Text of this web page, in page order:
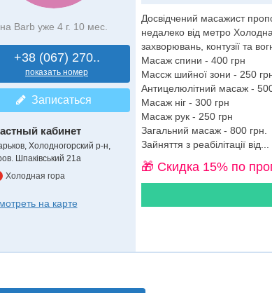
на Barb уже 4 г. 10 мес.
+38 (067) 270..
показать номер
Записаться
кабинет
Холодногорский р-н,
Шпаківський 21а
Холодная гора
на карте
Досвідчений масажист
недалеко від метро Холодна
захворювань, контузії та
Масаж спини - 400 грн
Массж шийної зони - 250
Антицелюлітний масаж -
Масаж ніг - 300 грн
Масаж рук - 250 грн
Загальний масаж - 800 грн.
Зайняття з реабілітації від...
🎁 Cкидка 15% по